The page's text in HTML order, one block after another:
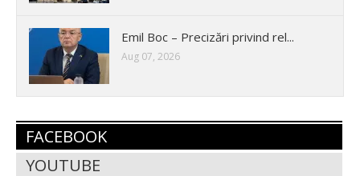
Emil Boc – Precizări privind rel...
Aug 07, 2026
FACEBOOK
YOUTUBE